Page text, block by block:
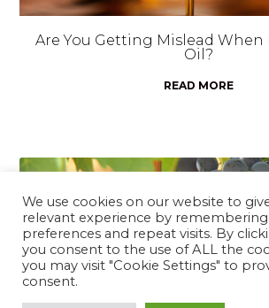
Are You Getting Mislead When
Oil?
READ MORE
We use cookies on our website to
relevant experience by
preferences and repeat visits. By
you consent to the use of ALL the
you may visit "Cookie Settings" to
consent.